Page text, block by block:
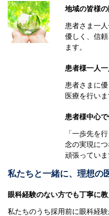
地域の皆様の
患者さま一
優しく、信
ます。
患者様一人一
患者さまに
医療を行いま
患者様中心
「一歩先を
念の実現に
頑張っていま
私たちと一緒に、理想の
眼科経験のない方でも丁寧に教
私たちのうち採用前に眼科経